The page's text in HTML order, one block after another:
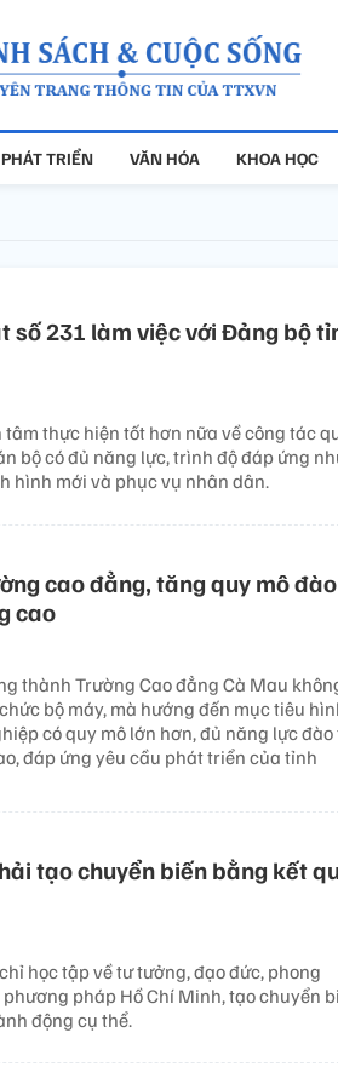
TRIỂN VĂN HÓA KHOA HỌC
231 làm việc với Đảng bộ
thực hiện tốt hơn nữa về công tác
bộ có đủ năng lực, trình độ đáp ứng
hình mới và phục vụ nhân dân.
cao đẳng, tăng quy mô đào
cao
thành Trường Cao đẳng Cà Mau
bộ máy, mà hướng đến mục tiêu
có quy mô lớn hơn, đủ năng lực đào
đáp ứng yêu cầu phát triển của tỉnh
tạo chuyển biến bằng kết
học tập về tư tưởng, đạo đức, phong
pháp Hồ Chí Minh, tạo chuyển
động cụ thể.